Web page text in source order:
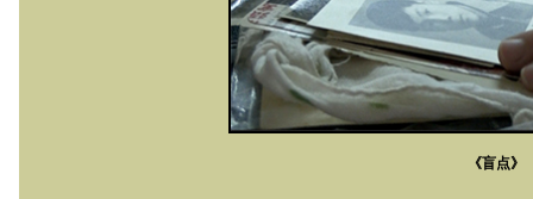
《盲点》